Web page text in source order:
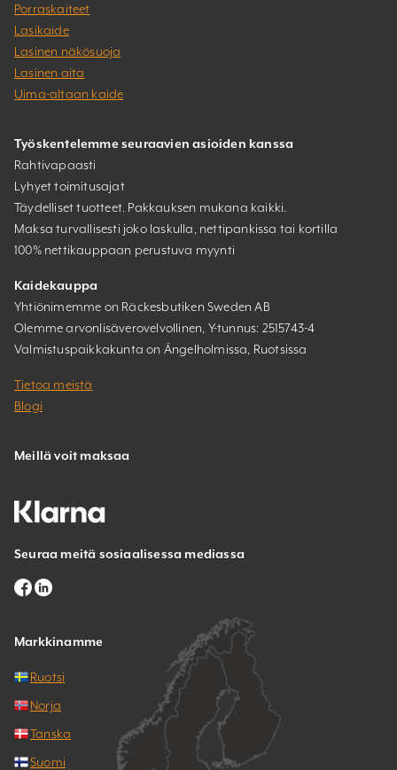
Porraskaiteet
Lasikaide
Lasinen näkösuoja
Lasinen aita
Uima-altaan kaide
Työskentelemme seuraavien asioiden kanssa
Rahtivapaasti
Lyhyet toimitusajat
Täydelliset tuotteet. Pakkauksen mukana kaikki.
Maksa turvallisesti joko laskulla, nettipankissa tai kortilla
100% nettikauppaan perustuva myynti
Kaidekauppa
Yhtiönimemme on Räckesbutiken Sweden AB
Olemme arvonlisäverovelvollinen, Y-tunnus: 2515743-4
Valmistuspaikkakunta on Ängelholmissa, Ruotsissa
Tietoa meistä
Blogi
Meillä voit maksaa
Seuraa meitä sosiaalisessa mediassa
Markkinamme
Ruotsi
Norja
Tanska
Suomi